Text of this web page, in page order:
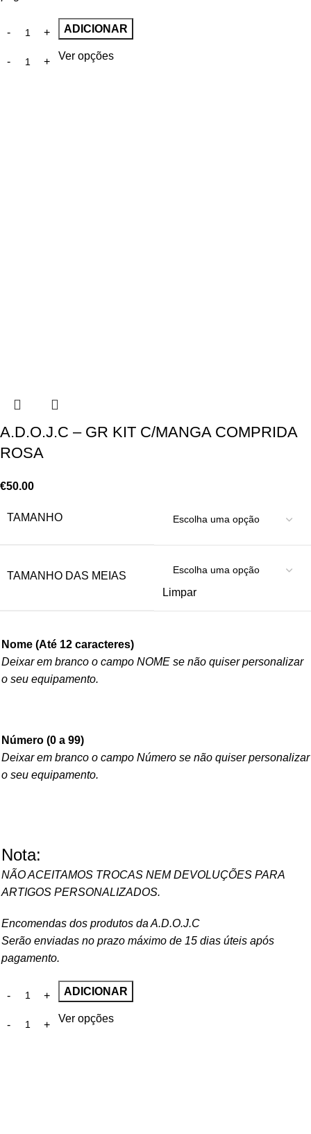
ADICIONAR
Ver opções
A.D.O.J.C – GR KIT C/MANGA COMPRIDA
ROSA
€50.00
TAMANHO
TAMANHO DAS MEIAS
Limpar
Nome (Até 12 caracteres)
Deixar em branco o campo NOME se não quiser personalizar
o seu equipamento.
Número (0 a 99)
Deixar em branco o campo Número se não quiser personalizar
o seu equipamento.
Nota:
NÃO ACEITAMOS TROCAS NEM DEVOLUÇÕES PARA
ARTIGOS PERSONALIZADOS.
Encomendas dos produtos da A.D.O.J.C
Serão enviadas no prazo máximo de 15 dias úteis após
pagamento.
ADICIONAR
Ver opções